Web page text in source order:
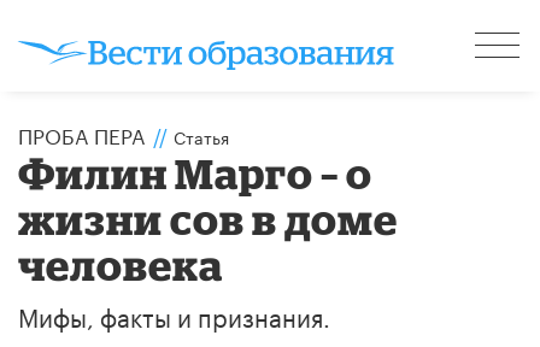
ПРОБА ПЕРА // Статья
Филин Марго – о
жизни сов в доме
человека
Мифы, факты и признания.